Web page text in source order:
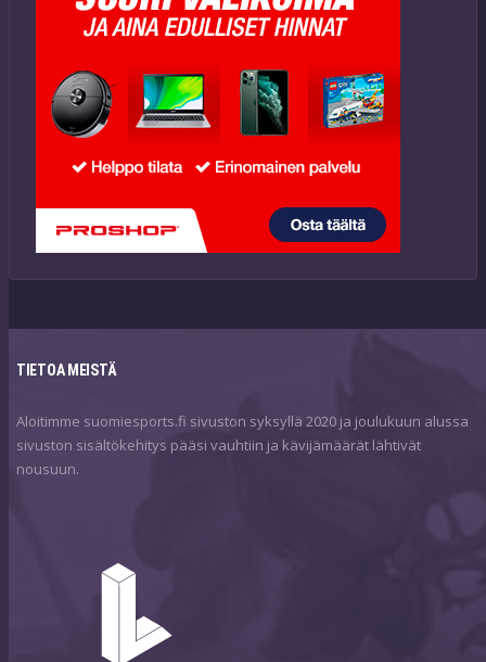
TIETOA MEISTÄ
Aloitimme suomiesports.fi sivuston syksyllä 2020 ja joulukuun alussa
sivuston sisältökehitys pääsi vauhtiin ja kävijämäärät lähtivät
nousuun.